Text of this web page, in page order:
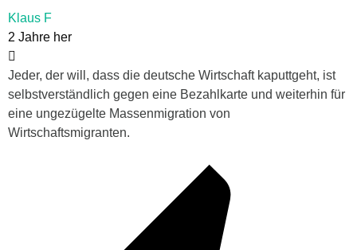
Klaus F
2 Jahre her
Jeder, der will, dass die deutsche Wirtschaft kaputtgeht, ist
selbstverständlich gegen eine Bezahlkarte und weiterhin für
eine ungezügelte Massenmigration von
Wirtschaftsmigranten.